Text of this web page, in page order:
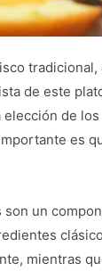
de este
elección de
es
un
mientras